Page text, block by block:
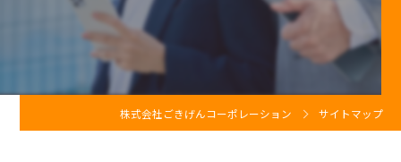
株式会社ごきげんコーポレーション サイトマップ